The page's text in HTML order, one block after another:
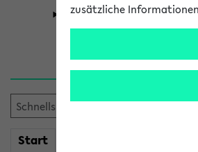
Universität
Start
zusätzliche